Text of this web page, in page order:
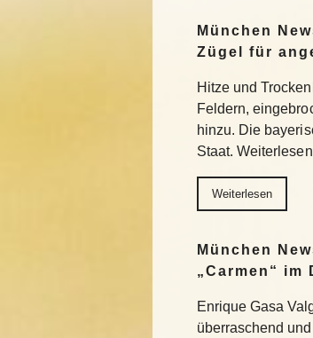
München
Zügel für
Hitze und
Feldern,
hinzu. Die
Staat. Weiterlesen
Weiterlesen
München
„Carmen“ im
Enrique Gasa
überraschend